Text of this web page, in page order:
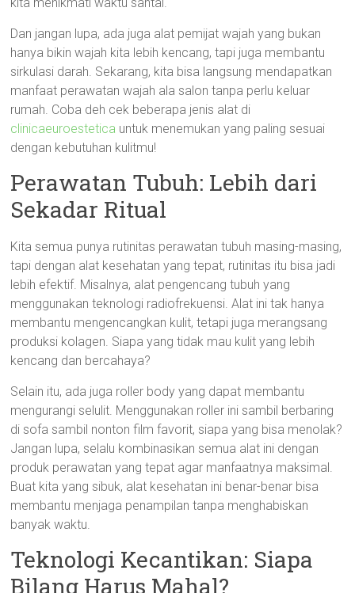
Dan jangan lupa, ada juga alat pemijat wajah yang bukan
hanya bikin wajah kita lebih kencang, tapi juga membantu
sirkulasi darah. Sekarang, kita bisa langsung mendapatkan
manfaat perawatan wajah ala salon tanpa perlu keluar
rumah. Coba deh cek beberapa jenis alat di
clinicaeuroestetica untuk menemukan yang paling sesuai
dengan kebutuhan kulitmu!
Perawatan Tubuh: Lebih dari
Sekadar Ritual
Kita semua punya rutinitas perawatan tubuh masing-masing,
tapi dengan alat kesehatan yang tepat, rutinitas itu bisa jadi
lebih efektif. Misalnya, alat pengencang tubuh yang
menggunakan teknologi radiofrekuensi. Alat ini tak hanya
membantu mengencangkan kulit, tetapi juga merangsang
produksi kolagen. Siapa yang tidak mau kulit yang lebih
kencang dan bercahaya?
Selain itu, ada juga roller body yang dapat membantu
mengurangi selulit. Menggunakan roller ini sambil berbaring
di sofa sambil nonton film favorit, siapa yang bisa menolak?
Jangan lupa, selalu kombinasikan semua alat ini dengan
produk perawatan yang tepat agar manfaatnya maksimal.
Buat kita yang sibuk, alat kesehatan ini benar-benar bisa
membantu menjaga penampilan tanpa menghabiskan
banyak waktu.
Teknologi Kecantikan: Siapa
Bilang Harus Mahal?